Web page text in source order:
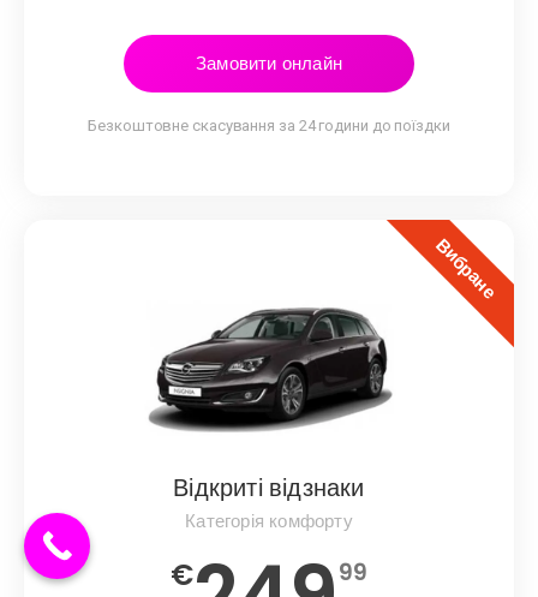
Замовити онлайн
Безкоштовне скасування за 24 години до поїздки
Відкриті відзнаки
Категорія комфорту
€ 99
Вибране